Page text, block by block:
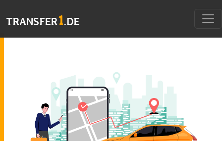
TRANSFER1.DE